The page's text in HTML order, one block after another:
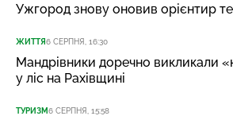
Ужгород знову оновив орієнтир
ЖИТТЯ6 СЕРПНЯ, 16:30
Мандрівники доречно викликали
у ліс на Рахівщині
ТУРИЗМ6 СЕРПНЯ, 15:58